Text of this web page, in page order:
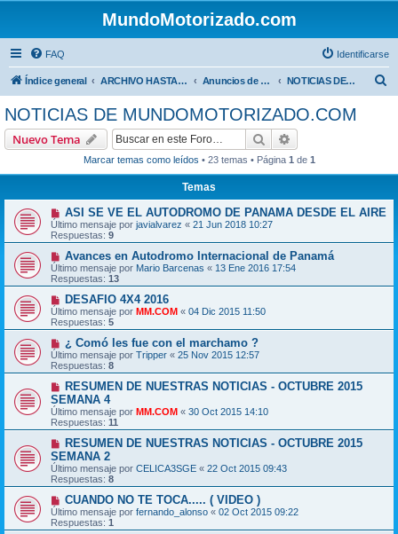
MundoMotorizado.com
FAQ Identificarse
Índice general ARCHIVO HASTA 2018 Anuncios de www.mundomotorizado.com NOTICIAS DE MUNDOMOTORIZADO.COM
NOTICIAS DE MUNDOMOTORIZADO.COM
Nuevo Tema Buscar
Marcar temas como leídos • 23 temas • Página 1 de 1
Temas
ASI SE VE EL AUTODROMO DE PANAMA DESDE EL AIRE
Último mensaje por javialvarez « 21 Jun 2018 10:27
Respuestas: 9
Avances en Autodromo Internacional de Panamá
Último mensaje por Mario Barcenas « 13 Ene 2016 17:54
Respuestas: 13
DESAFIO 4X4 2016
Último mensaje por MM.COM « 04 Dic 2015 11:50
Respuestas: 5
¿ Comó les fue con el marchamo ?
Último mensaje por Tripper « 25 Nov 2015 12:57
Respuestas: 8
RESUMEN DE NUESTRAS NOTICIAS - OCTUBRE 2015
SEMANA 4
Último mensaje por MM.COM « 30 Oct 2015 14:10
Respuestas: 11
RESUMEN DE NUESTRAS NOTICIAS - OCTUBRE 2015
SEMANA 2
Último mensaje por CELICA3SGE « 22 Oct 2015 09:43
Respuestas: 8
CUANDO NO TE TOCA..... ( VIDEO )
Último mensaje por fernando_alonso « 02 Oct 2015 09:22
Respuestas: 1